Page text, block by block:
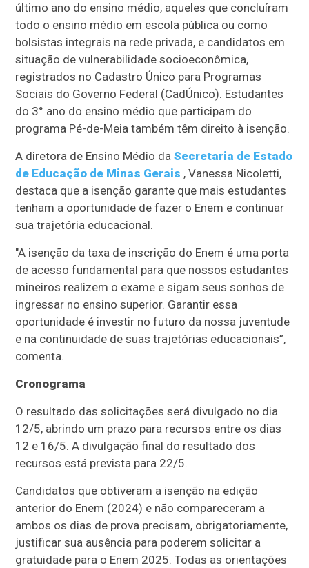
último ano do ensino médio, aqueles que concluíram
todo o ensino médio em escola pública ou como
bolsistas integrais na rede privada, e candidatos em
situação de vulnerabilidade socioeconômica,
registrados no Cadastro Único para Programas
Sociais do Governo Federal (CadÚnico). Estudantes
do 3° ano do ensino médio que participam do
programa Pé-de-Meia também têm direito à isenção.
A diretora de Ensino Médio daSecretaria de Estado
de Educação de Minas Gerais , Vanessa Nicoletti,
destaca que a isenção garante que mais estudantes
tenham a oportunidade de fazer o Enem e continuar
sua trajetória educacional.
"A isenção da taxa de inscrição do Enem é uma porta
de acesso fundamental para que nossos estudantes
mineiros realizem o exame e sigam seus sonhos de
ingressar no ensino superior. Garantir essa
oportunidade é investir no futuro da nossa juventude
e na continuidade de suas trajetórias educacionais”,
comenta.
Cronograma
O resultado das solicitações será divulgado no dia
12/5, abrindo um prazo para recursos entre os dias
12 e 16/5. A divulgação final do resultado dos
recursos está prevista para 22/5.
Candidatos que obtiveram a isenção na edição
anterior do Enem (2024) e não compareceram a
ambos os dias de prova precisam, obrigatoriamente,
justificar sua ausência para poderem solicitar a
gratuidade para o Enem 2025. Todas as orientações